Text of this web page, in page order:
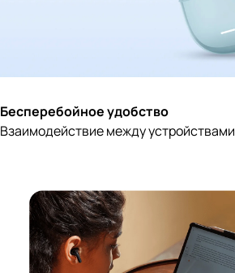
Бесперебойное удобство
Взаимодействие между устройствами